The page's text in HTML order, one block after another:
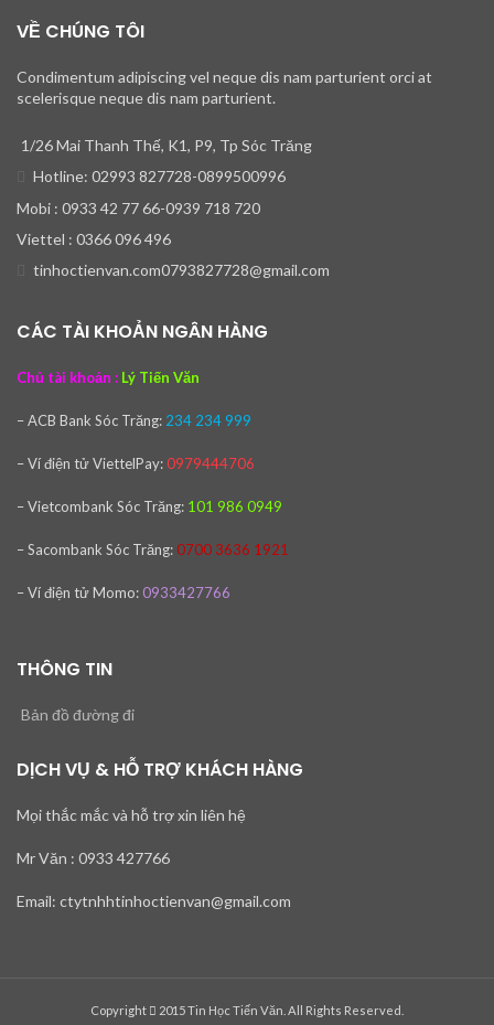
VỀ CHÚNG TÔI
Condimentum adipiscing vel neque dis nam parturient orci at
scelerisque neque dis nam parturient.
1/26 Mai Thanh Thế, K1, P9, Tp Sóc Trăng
Hotline: 02993 827728-0899500996
Mobi : 0933 42 77 66-0939 718 720
Viettel : 0366 096 496
tinhoctienvan.com0793827728@gmail.com
CÁC TÀI KHOẢN NGÂN HÀNG
Chủ tài khoản : Lý Tiến Văn
– ACB Bank Sóc Trăng: 234 234 999
– Ví điện tử ViettelPay:0979444706
– Vietcombank Sóc Trăng: 101 986 0949
– Sacombank Sóc Trăng: 0700 3636 1921
– Ví điện tử Momo: 0933427766
THÔNG TIN
Bản đồ đường đi
DỊCH VỤ & HỖ TRỢ KHÁCH HÀNG
Mọi thắc mắc và hỗ trợ xin liên hệ
Mr Văn : 0933 427766
Email: ctytnhhtinhoctienvan@gmail.com
Copyright 2015 Tin Học Tiến Văn. All Rights Reserved.